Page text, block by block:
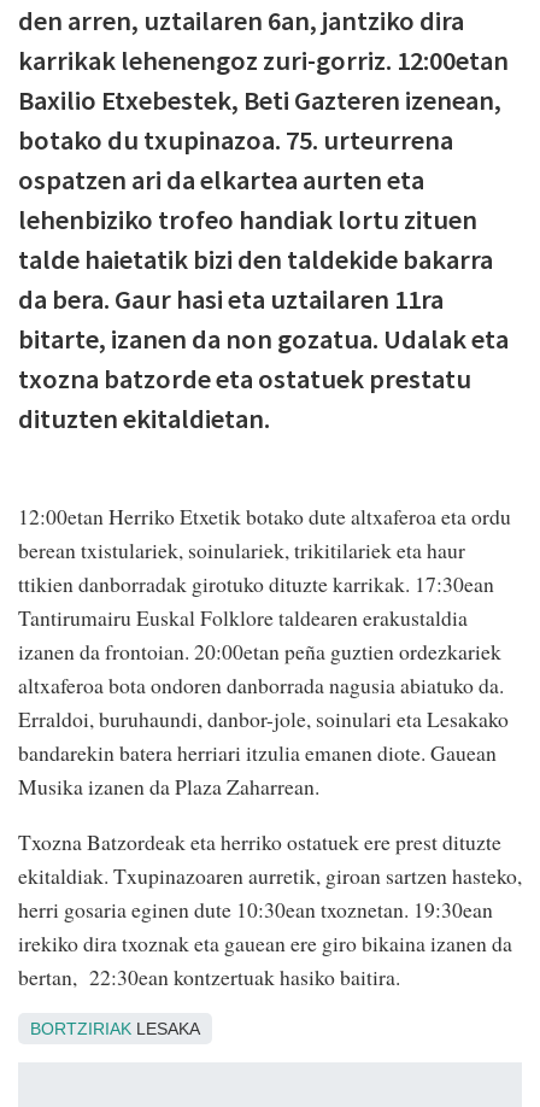
den arren, uztailaren 6an, jantziko dira
karrikak lehenengoz zuri-gorriz. 12:00etan
Baxilio Etxebestek, Beti Gazteren izenean,
botako du txupinazoa. 75. urteurrena
ospatzen ari da elkartea aurten eta
lehenbiziko trofeo handiak lortu zituen
talde haietatik bizi den taldekide bakarra
da bera. Gaur hasi eta uztailaren 11ra
bitarte, izanen da non gozatua. Udalak eta
txozna batzorde eta ostatuek prestatu
dituzten ekitaldietan.
12:00etan Herriko Etxetik botako dute altxaferoa eta ordu
berean txistulariek, soinulariek, trikitilariek eta haur
ttikien danborradak girotuko dituzte karrikak. 17:30ean
Tantirumairu Euskal Folklore taldearen erakustaldia
izanen da frontoian. 20:00etan peña guztien ordezkariek
altxaferoa bota ondoren danborrada nagusia abiatuko da.
Erraldoi, buruhaundi, danbor-jole, soinulari eta Lesakako
bandarekin batera herriari itzulia emanen diote. Gauean
Musika izanen da Plaza Zaharrean.
Txozna Batzordeak eta herriko ostatuek ere prest dituzte
ekitaldiak. Txupinazoaren aurretik, giroan sartzen hasteko,
herri gosaria eginen dute 10:30ean txoznetan. 19:30ean
irekiko dira txoznak eta gauean ere giro bikaina izanen da
bertan, 22:30ean kontzertuak hasiko baitira.
BORTZIRIAK LESAKA